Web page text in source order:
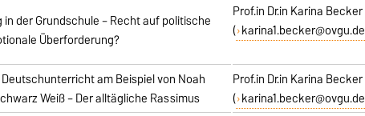
der Grundschule – Recht auf politische
Überforderung?
Prof.in Dr.in Karina Becker
( karina1.becker@ovgu.de
am Beispiel von Noah
Weiß – Der alltägliche Rassimus
Prof.in Dr.in Karina Becker
( karina1.becker@ovgu.de